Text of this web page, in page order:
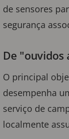
de sensores
segurança
De "ouvidos
O principal
desempenha
serviço de
localmente